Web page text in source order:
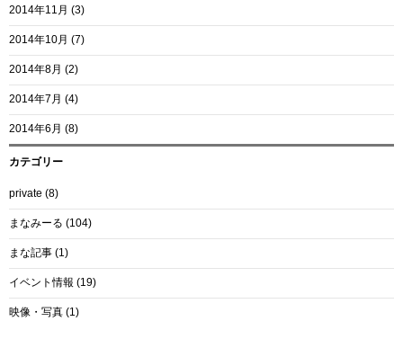
2014年11月 (3)
2014年10月 (7)
2014年8月 (2)
2014年7月 (4)
2014年6月 (8)
カテゴリー
private (8)
まなみーる (104)
まな記事 (1)
イベント情報 (19)
映像・写真 (1)